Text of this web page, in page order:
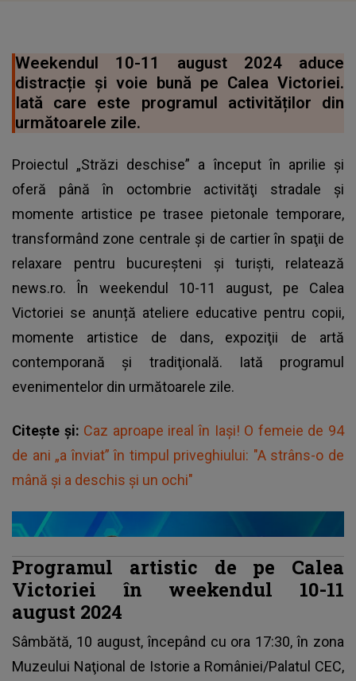
Weekendul 10-11 august 2024 aduce
distracție și voie bună pe Calea Victoriei.
Iată care este programul activităților din
următoarele zile.
Proiectul „Străzi deschise” a început în aprilie şi
oferă până în octombrie activităţi stradale şi
momente artistice pe trasee pietonale temporare,
transformând zone centrale şi de cartier în spaţii de
relaxare pentru bucureşteni şi turişti, relatează
news.ro. În weekendul 10-11 august, pe Calea
Victoriei se anunță ateliere educative pentru copii,
momente artistice de dans, expoziţii de artă
contemporană şi tradiţională. Iată programul
evenimentelor din următoarele zile.
Citește și: Caz aproape ireal în Iași! O femeie de 94
de ani „a înviat” în timpul priveghiului: "A strâns-o de
mână și a deschis și un ochi"
Programul artistic de pe Calea
Victoriei în weekendul 10-11
august 2024
Sâmbătă, 10 august, începând cu ora 17:30, în zona
Muzeului Naţional de Istorie a României/Palatul CEC,